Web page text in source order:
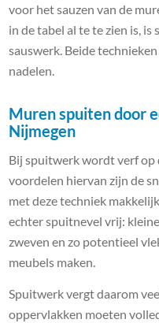
voor het sauzen van de
in de tabel al te te zien is,
sauswerk. Beide
nadelen.
Muren spuiten door
Nijmegen
Bij spuitwerk wordt verf op
voordelen hiervan zijn de
met deze techniek
echter spuitnevel vrij:
zweven en zo potentieel
meubels maken.
Spuitwerk vergt daarom
oppervlakken moeten